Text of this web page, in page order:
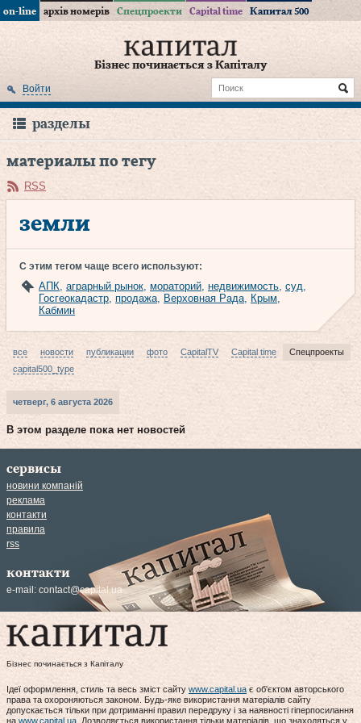
on-line архів номерів Спецпроекти Capital time Капитал 500
Бізнес починається з Капіталу
Войти
разделы
материалы по тегу
RSS
земли
С этим тегом чаще всего используют:
АПК, аграрный рынок, мораторий, недвижимость, суд,
Госгеокадастр, продажа, Верховная Рада, Крым,
Кабмин
все новости публикации фото CapitalTV Capital time
Спецпроекты
capital500_type
четверг, 6 августа 2026
В этом разделе пока нет новостей
сервисы
новини компаній
реклама
контакти
правила
rss
контакти
e-mail: contact@capital.ua
Бізнес починається з Капіталу
Ідеї оформлення, стиль та весь зміст сайту www.capital.ua є об'єктом авторського
права та охороняються законом. Будь-яке використання матеріалів сайту
допускається тільки при дотриманні правил передруку і за наявності гіперпосилання
на www.capital.ua . Дозволяється використання тільки матеріалів, що знаходяться у